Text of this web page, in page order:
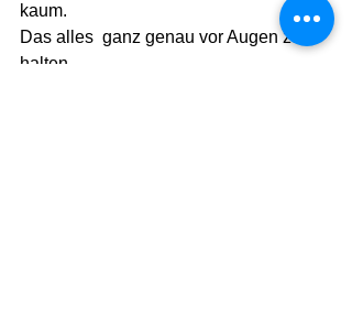
kaum.
Das alles  ganz genau vor Augen zu
halten,